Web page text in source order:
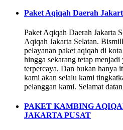
Paket Aqiqah Daerah
Paket Aqiqah Daerah Jakarta
Aqiqah Jakarta Selatan.
pelayanan paket aqiqah di
hingga sekarang tetap
terpercaya. Dan bukan hanya
kami akan selalu kami
pelanggan kami. Selamat
PAKET KAMBING
JAKARTA PUSAT